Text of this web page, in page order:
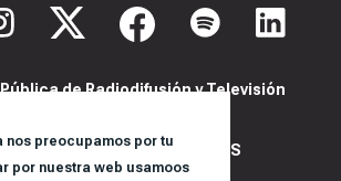
nos preocupamos por tu
por nuestra web usamoos
de Radiodifusión y Televisión
DE PRIVACIDAD Y COOKIES